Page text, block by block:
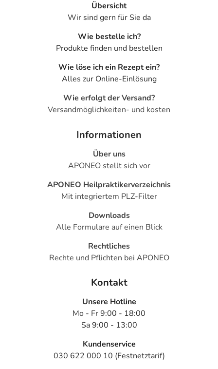
Übersicht
Wir sind gern für Sie da
Wie bestelle ich?
Produkte finden und bestellen
Wie löse ich ein Rezept ein?
Alles zur Online-Einlösung
Wie erfolgt der Versand?
Versandmöglichkeiten- und kosten
Informationen
Über uns
APONEO stellt sich vor
APONEO Heilpraktikerverzeichnis
Mit integriertem PLZ-Filter
Downloads
Alle Formulare auf einen Blick
Rechtliches
Rechte und Pflichten bei APONEO
Kontakt
Unsere Hotline
Mo - Fr 9:00 - 18:00
Sa 9:00 - 13:00
Kundenservice
030 622 000 10 (Festnetztarif)